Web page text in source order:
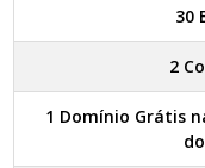
30
2
1 Domínio Grátis